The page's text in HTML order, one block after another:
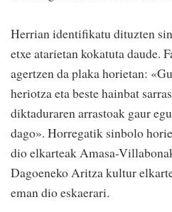
Herrian identifikatu dituzten
etxe atarietan kokatuta daude.
agertzen da plaka horietan:
heriotza eta beste hainbat
diktaduraren arrastoak gaur
dago». Horregatik sinbolo
dio elkarteak Amasa-
Dagoeneko Aritza kultur
eman dio eskaerari.